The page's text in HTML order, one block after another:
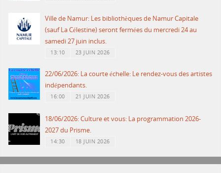
Ville de Namur: Les bibliothèques de Namur Capitale
(sauf La Célestine) seront fermées du mercredi 24 au
samedi 27 juin inclus.
13:10 23 JUIN 2026
22/06/2026: La courte échelle: Le rendez-vous des artistes
indépendants.
16:00 21 JUIN 2026
18/06/2026: Culture et vous: La programmation 2026-
2027 du Prisme.
14:30 18 JUIN 2026